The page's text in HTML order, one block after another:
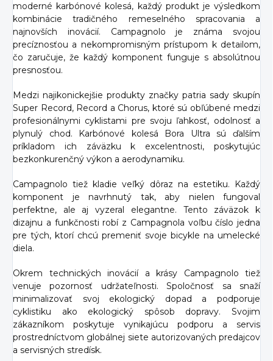
moderné karbónové kolesá, každý produkt je výsledkom
kombinácie tradičného remeselného spracovania a
najnovších inovácií. Campagnolo je známa svojou
precíznosťou a nekompromisným prístupom k detailom,
čo zaručuje, že každý komponent funguje s absolútnou
presnosťou.
Medzi najikonickejšie produkty značky patria sady skupín
Super Record, Record a Chorus, ktoré sú obľúbené medzi
profesionálnymi cyklistami pre svoju ľahkosť, odolnosť a
plynulý chod. Karbónové kolesá Bora Ultra sú ďalším
príkladom ich záväzku k excelentnosti, poskytujúc
bezkonkurenčný výkon a aerodynamiku.
Campagnolo tiež kladie veľký dôraz na estetiku. Každý
komponent je navrhnutý tak, aby nielen fungoval
perfektne, ale aj vyzeral elegantne. Tento záväzok k
dizajnu a funkčnosti robí z Campagnola voľbu číslo jedna
pre tých, ktorí chcú premeniť svoje bicykle na umelecké
diela.
Okrem technických inovácií a krásy Campagnolo tiež
venuje pozornosť udržateľnosti. Spoločnosť sa snaží
minimalizovať svoj ekologický dopad a podporuje
cyklistiku ako ekologický spôsob dopravy. Svojim
zákazníkom poskytuje vynikajúcu podporu a servis
prostredníctvom globálnej siete autorizovaných predajcov
a servisných stredísk.